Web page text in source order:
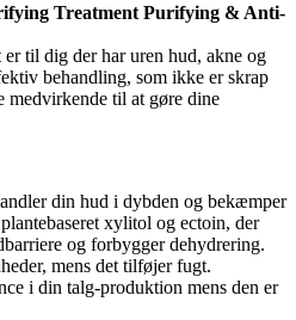
Treatment Purifying & Anti-
til dig der har uren hud, akne og
behandling, som ikke er skrap
til at gøre dine
din hud i dybden og bekæmper
xylitol og ectoin, der
og forbygger dehydrering.
mens det tilføjer fugt.
i din talg-produktion mens den er